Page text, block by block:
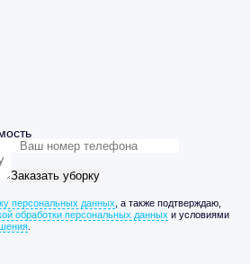
Заказать уборку
персональных данных , а также подтверждаю,
обработки персональных данных и условиями